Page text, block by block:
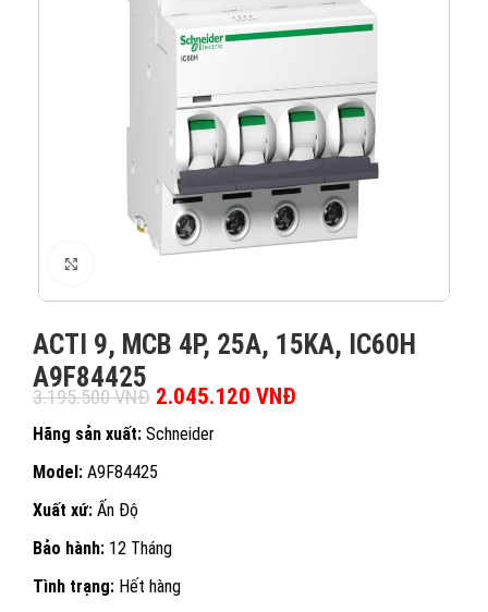
ACTI 9, MCB 4P, 25A, 15KA, IC60H
A9F84425
3.195.500VNĐ Giá gốc là: 3.195.500 VNĐ.
2.045.120 VNĐ
Hãng sản xuất: Schneider
Model: A9F84425
Xuất xứ: Ấn Độ
Bảo hành: 12 Tháng
Tình trạng: Hết hàng